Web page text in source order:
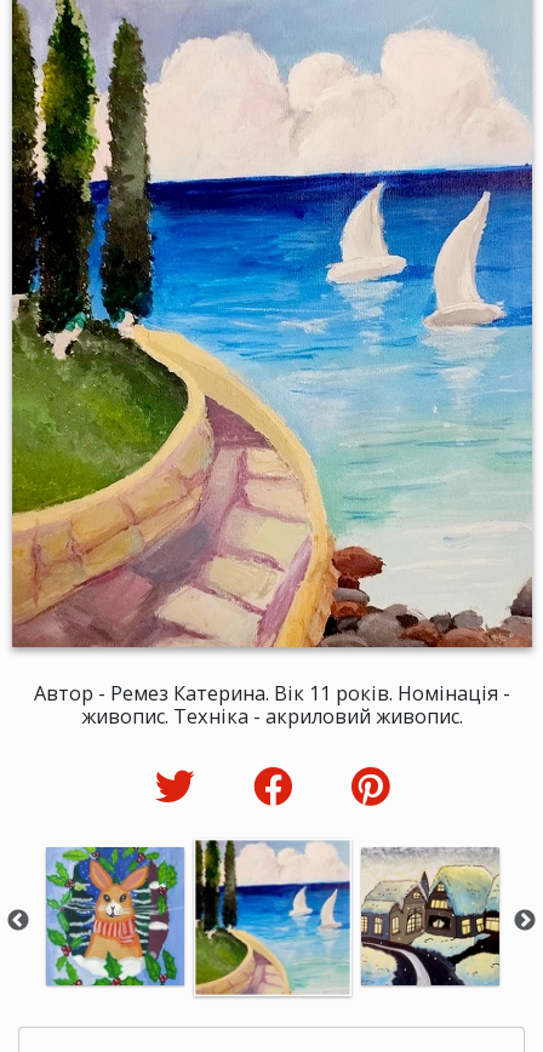
Автор - Ремез Катерина. Вік 11 років. Номінація -
живопис. Техніка - акриловий живопис.